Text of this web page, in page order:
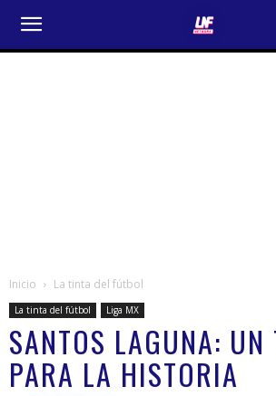
Inicio La tinta del fútbol
La tinta del fútbol Liga MX
SANTOS LAGUNA: UN
PARA LA HISTORIA